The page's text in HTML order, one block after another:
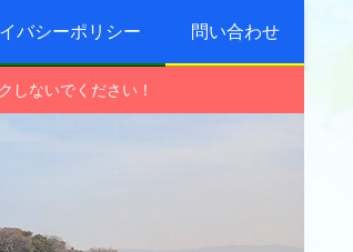
バシーポリシー 問い合わせ
しないでください！